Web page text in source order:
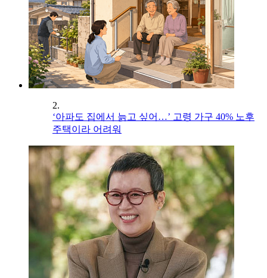
2.
‘아파도 집에서 늙고 싶어…’ 고령 가구 40% 노후
주택이라 어려워